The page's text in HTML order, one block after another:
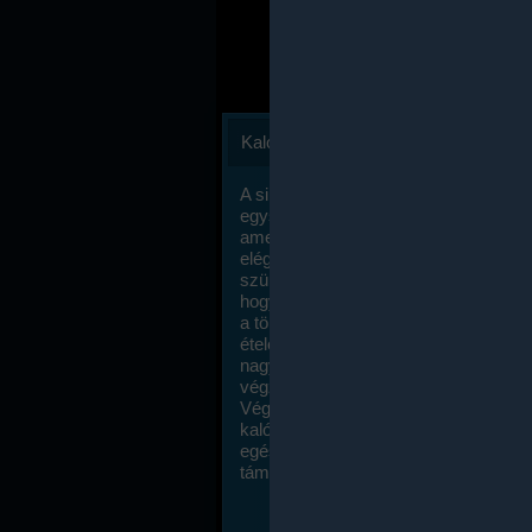
Kalóriaszámlálás
A sikeres fogyás titka valójában igen
egyszerű: égess több energiát, mint
amennyit beviszel. Természetesen
elég nagy fegyelemre és akaraterőre
szükség, de meglepődve fogod
hogy a kalóriaszámolás mennyire
a többi diétához képest. Itt nincsenek
ételek és a megengedett kalóriabevitelt
nagymértékben növelheted ha
végzel.
Végül, de nem utolsó sorban, a
kalóriaszámolás módszerét a legtöbb
egészségügyi szakorvos ajánlja és
támogatja.